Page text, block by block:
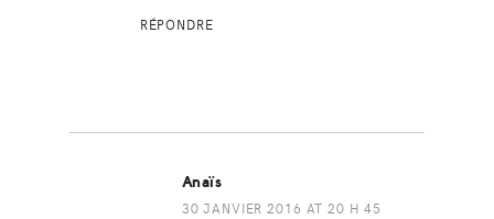
RÉPONDRE
Anaïs
30 JANVIER 2016 AT 20 H 45